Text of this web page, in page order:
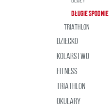
DŁUGIE SPODNIE
TRIATHLON
DZIECKO
KOLARSTWO
FITNESS
TRIATHLON
OKULARY